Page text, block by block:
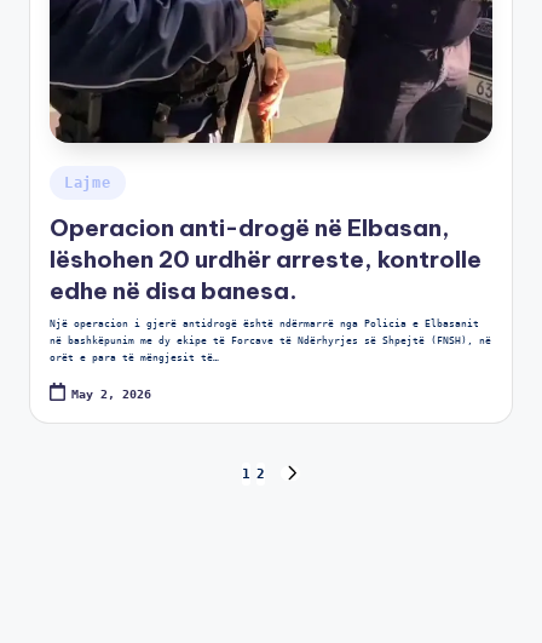
Lajme
Operacion anti-drogë në Elbasan,
lëshohen 20 urdhër arreste, kontrolle
edhe në disa banesa.
Një operacion i gjerë antidrogë është ndërmarrë nga Policia e Elbasanit
në bashkëpunim me dy ekipe të Forcave të Ndërhyrjes së Shpejtë (FNSH), në
orët e para të mëngjesit të…
May 2, 2026
1 2